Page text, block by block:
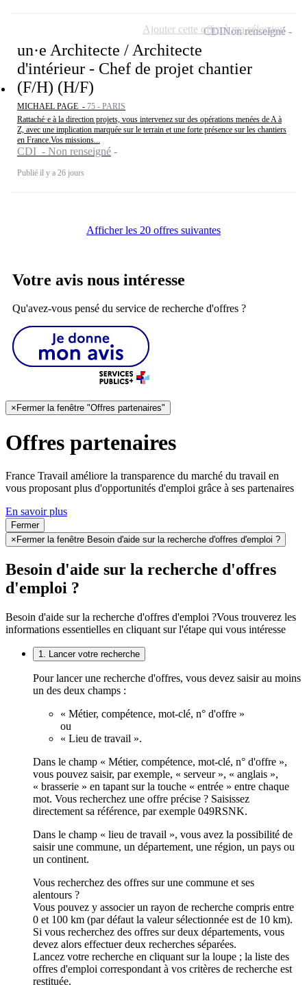
un·e Architecte / Architecte
d'intérieur - Chef de projet chantier
(F/H) (H/F)
MICHAEL PAGE - 75 - PARIS
Rattaché·e à la direction projets, vous intervenez sur des opérations menées de A à
Z, avec une implication marquée sur le terrain et une forte présence sur les chantiers
en France.Vos missions...
CDI - Non renseigné
Publié il y a 26 jours
CDINon renseigné
Ajouter cette offre à ma sélection
Afficher les 20 offres suivantes
Votre avis nous intéresse
Qu'avez-vous pensé du service de recherche d'offres ?
× Fermer la fenêtre "Offres partenaires"
Offres partenaires
France Travail améliore la transparence du marché du travail en
vous proposant plus d'opportunités d'emploi grâce à ses partenaires
En savoir plus
Fermer
× Fermer la fenêtre Besoin d'aide sur la recherche d'offres d'emploi ?
Besoin d'aide sur la recherche d'offres
d'emploi ?
Besoin d'aide sur la recherche d'offres d'emploi ?Vous trouverez les
informations essentielles en cliquant sur l'étape qui vous intéresse
1. Lancer votre recherche
Pour lancer une recherche d'offres, vous devez saisir au moins
un des deux champs :
« Métier, compétence, mot-clé, n° d'offre »
ou
« Lieu de travail ».
Dans le champ « Métier, compétence, mot-clé, n° d'offre »,
vous pouvez saisir, par exemple, « serveur », « anglais »,
« brasserie » en tapant sur la touche « entrée » entre chaque
mot. Vous recherchez une offre précise ? Saisissez
directement sa référence, par exemple 049RSNK.
Dans le champ « lieu de travail », vous avez la possibilité de
saisir une commune, un département, une région, un pays ou
un continent.
Vous recherchez des offres sur une commune et ses
alentours ?
Vous pouvez y associer un rayon de recherche compris entre
0 et 100 km (par défaut la valeur sélectionnée est de 10 km).
Si vous recherchez des offres sur deux départements, vous
devez alors effectuer deux recherches séparées.
Lancez votre recherche en cliquant sur la loupe ; la liste des
offres d'emploi correspondant à vos critères de recherche est
restituée.